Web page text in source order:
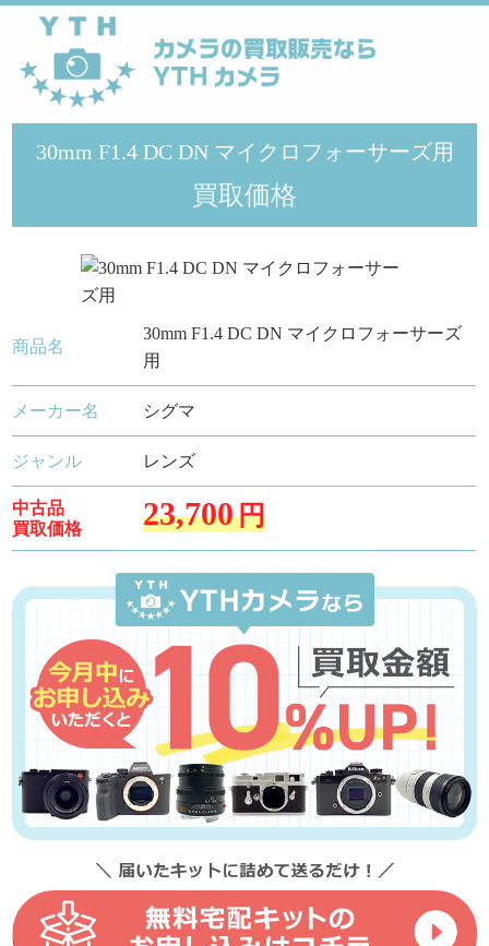
YTHカメラ >
30mm F1.4 DC DN マイクロフォーサーズ用
買取価格
商品名
30mm F1.4 DC DN マイクロフォーサーズ
用
メーカー名 シグマ
ジャンル レンズ
中古品
買取価格
23,700円